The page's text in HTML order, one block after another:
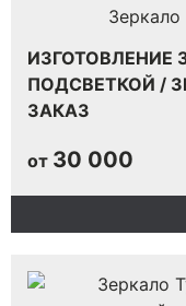
ИЗГОТОВЛЕНИЕ
ПОДСВЕТКОЙ /
ЗАКАЗ
от 30 000